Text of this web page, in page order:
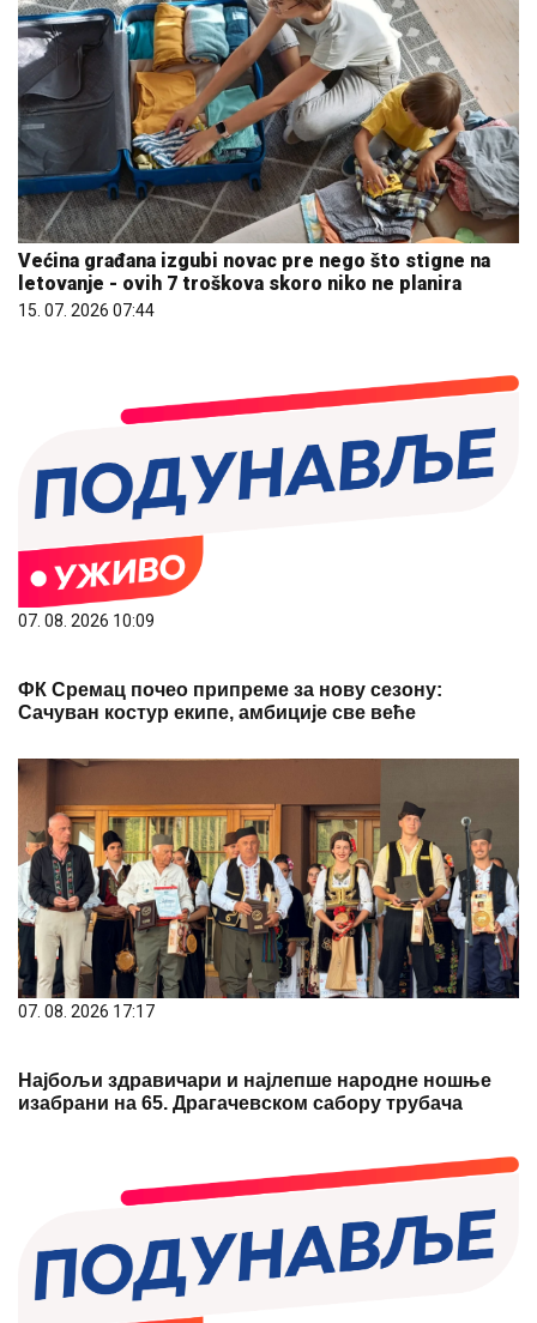
Većina građana izgubi novac pre nego što stigne na
letovanje - ovih 7 troškova skoro niko ne planira
15. 07. 2026 07:44
07. 08. 2026 10:09
ФК Сремац почео припреме за нову сезону:
Сачуван костур екипе, амбиције све веће
07. 08. 2026 17:17
Најбољи здравичари и најлепше народне ношње
изабрани на 65. Драгачевском сабору трубача